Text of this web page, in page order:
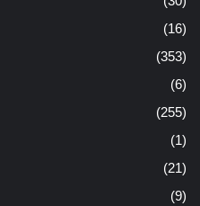
(16)
(353)
(6)
(255)
(1)
(21)
(9)